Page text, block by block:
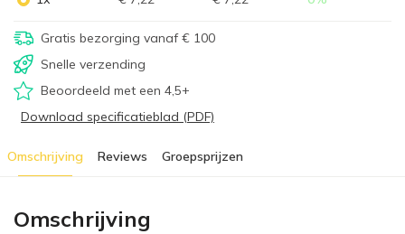
Gratis bezorging vanaf € 100
Snelle verzending
Beoordeeld met een 4,5+
Download specificatieblad (PDF)
Omschrijving Reviews Groepsprijzen
Omschrijving